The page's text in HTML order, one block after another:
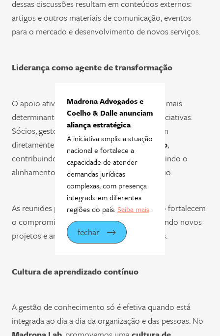
dessas discussões resultam em conteúdos externos:
artigos e outros materiais de comunicação, eventos
para o mercado e desenvolvimento de novos serviços.
Liderança como agente de transformação
O apoio ativo da liderança é um dos fatores mais
determinantes para o sucesso das nossas iniciativas.
Sócios, gestores e coordenadores participam
diretamente das iniciativas doMadrona Lab,
contribuindo com visão estratégica e garantindo o
alinhamento com as prioridades do escritório.
As reuniões periódicas de acompanhamento fortalecem
o compromisso com os resultados, viabilizando novos
projetos e ampliando o alcance das entregas.
Cultura de aprendizado contínuo
A gestão de conhecimento só é efetiva quando está
integrada ao dia a dia da organização e das pessoas. No
Madrona Advogados e
Coelho & Dalle anunciam
aliança estratégica
A iniciativa amplia a atuação
nacional e fortalece a
capacidade de atender
demandas jurídicas
complexas, com presença
integrada em diferentes
regiões do país.Saiba mais.
fechar